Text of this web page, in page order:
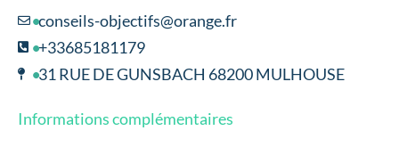
conseils-objectifs@orange.fr
+33685181179
31 RUE DE GUNSBACH 68200 MULHOUSE
Informations complémentaires